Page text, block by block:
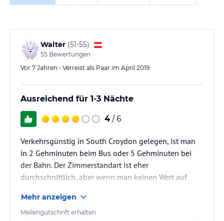
Walter (51-55)
55 Bewertungen
Vor 7 Jahren • Verreist als Paar im April 2019
Ausreichend für 1-3 Nächte
4 / 6
Verkehrsgünstig in South Croydon gelegen, ist man
in 2 Gehminuten beim Bus oder 5 Gehminuten bei
der Bahn. Der Zimmerstandart ist eher
durchschnittlich, aber wenn man keinen Wert auf
Lokal, wobei es auch einige gute in der Umgebung
gibt.
Mehr anzeigen
Meilengutschrift erhalten